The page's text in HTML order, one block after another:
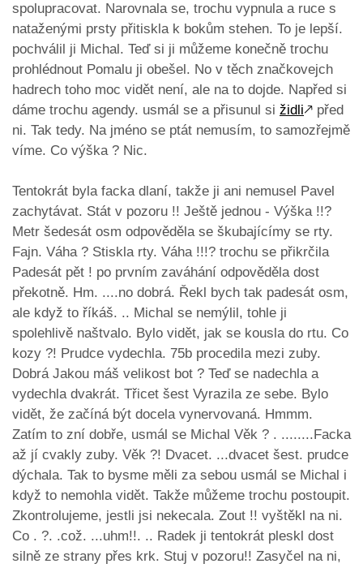
spolupracovat. Narovnala se, trochu vypnula a ruce s
nataženými prsty přitiskla k bokům stehen. To je lepší.
pochválil ji Michal. Teď si ji můžeme konečně trochu
prohlédnout Pomalu ji obešel. No v těch značkovejch
hadrech toho moc vidět není, ale na to dojde. Napřed si
dáme trochu agendy. usmál se a přisunul si židli🡕 před
ni. Tak tedy. Na jméno se ptát nemusím, to samozřejmě
víme. Co výška ? Nic.
Tentokrát byla facka dlaní, takže ji ani nemusel Pavel
zachytávat. Stát v pozoru !! Ještě jednou - Výška !!?
Metr šedesát osm odpověděla se škubajícímy se rty.
Fajn. Váha ? Stiskla rty. Váha !!!? trochu se přikrčila
Padesát pět ! po prvním zaváhání odpověděla dost
překotně. Hm. ....no dobrá. Řekl bych tak padesát osm,
ale když to říkáš. .. Michal se nemýlil, tohle ji
spolehlivě naštvalo. Bylo vidět, jak se kousla do rtu. Co
kozy ?! Prudce vydechla. 75b procedila mezi zuby.
Dobrá Jakou máš velikost bot ? Teď se nadechla a
vydechla dvakrát. Třicet šest Vyrazila ze sebe. Bylo
vidět, že začíná být docela vynervovaná. Hmmm.
Zatím to zní dobře, usmál se Michal Věk ? . ........Facka
až jí cvakly zuby. Věk ?! Dvacet. ...dvacet šest. prudce
dýchala. Tak to bysme měli za sebou usmál se Michal i
když to nemohla vidět. Takže můžeme trochu postoupit.
Zkontrolujeme, jestli jsi nekecala. Zout !! vyštěkl na ni.
Co . ?. .což. ...uhm!!. .. Radek ji tentokrát pleskl dost
silně ze strany přes krk. Stuj v pozoru!! Zasyčel na ni,